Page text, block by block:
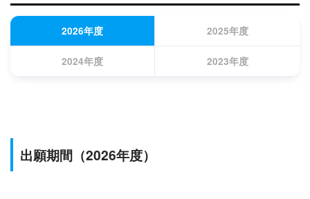
2026年度 2025年度
2024年度 2023年度
出願期間 （2026年度）